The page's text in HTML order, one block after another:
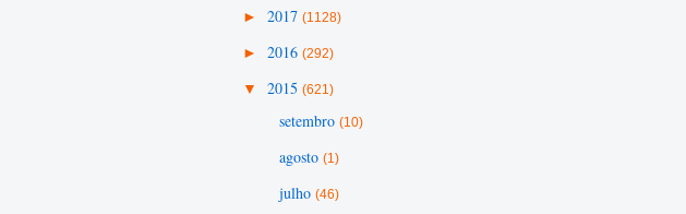
► 2017 (1128)
► 2016 (292)
▼ 2015 (621)
setembro (10)
agosto (1)
julho (46)